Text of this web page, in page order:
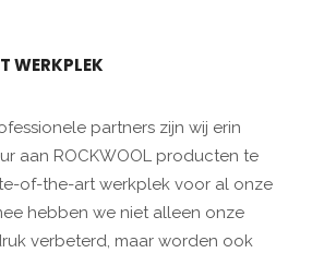
WERKPLEK
partners zijn wij erin
aan ROCKWOOL producten te
of-the-art werkplek voor al onze
hebben we niet alleen onze
verbeterd, maar worden ook